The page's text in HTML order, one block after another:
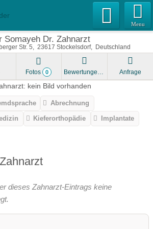
Menu
Somayeh Dr. Zahnarzt
Str. 5 23617 Stockelsdorf Deutschland
Fotos 0 Bewertungen Anfrage
Abrechnung
Kieferorthopädie
Implantate
dieses Zahnarzt-Eintrags keine